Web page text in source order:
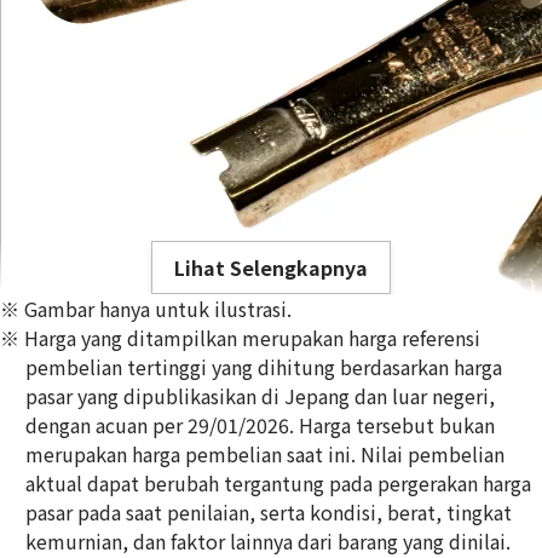
14K gold (K14) nib summary
1,6g
Referensi Harga Buyback
Rp 2.765.203
Lihat Selengkapnya
※ Gambar hanya untuk ilustrasi.
※ Harga yang ditampilkan merupakan harga referensi
pembelian tertinggi yang dihitung berdasarkan harga
pasar yang dipublikasikan di Jepang dan luar negeri,
dengan acuan per 29/01/2026. Harga tersebut bukan
merupakan harga pembelian saat ini. Nilai pembelian
aktual dapat berubah tergantung pada pergerakan harga
pasar pada saat penilaian, serta kondisi, berat, tingkat
kemurnian, dan faktor lainnya dari barang yang dinilai.